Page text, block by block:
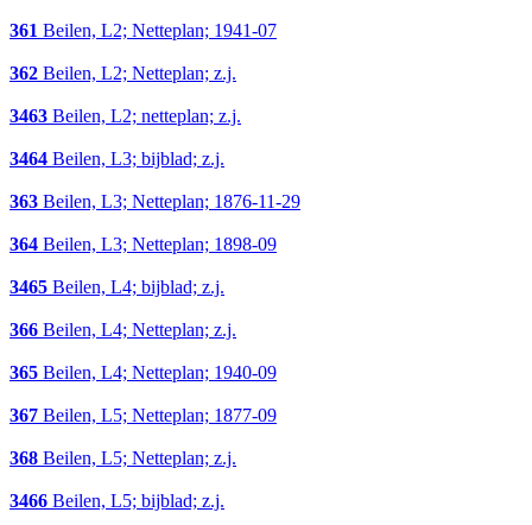
361 Beilen, L2; Netteplan; 1941-07
362 Beilen, L2; Netteplan; z.j.
3463 Beilen, L2; netteplan; z.j.
3464 Beilen, L3; bijblad; z.j.
363 Beilen, L3; Netteplan; 1876-11-29
364 Beilen, L3; Netteplan; 1898-09
3465 Beilen, L4; bijblad; z.j.
366 Beilen, L4; Netteplan; z.j.
365 Beilen, L4; Netteplan; 1940-09
367 Beilen, L5; Netteplan; 1877-09
368 Beilen, L5; Netteplan; z.j.
3466 Beilen, L5; bijblad; z.j.